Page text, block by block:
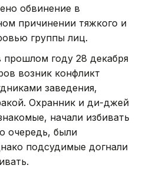
обвинение в
причинении тяжкого и
группы лиц.
году 28 декабря
возник конфликт
заведения,
Охранник и ди-джей
начали избивать
очередь, были
подсудимые догнали